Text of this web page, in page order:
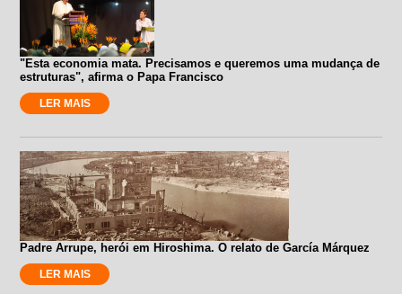
"Esta economia mata. Precisamos e queremos uma mudança de
estruturas", afirma o Papa Francisco
LER MAIS
Padre Arrupe, herói em Hiroshima. O relato de García Márquez
LER MAIS